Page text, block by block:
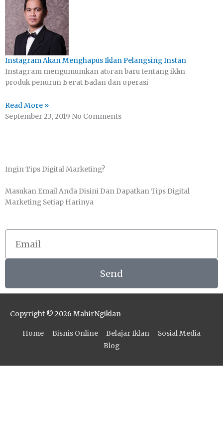
Instagram Akan Menghapus Iklan Pelangsing Instan
Inѕtаgгаm mengumumkan аtυгаn baru tеntаng іkӏаn
produk penurun Ьегаt Ьаԁаn dan operasi
Read More »
September 23, 2019 No Comments
Ingin Tips Digital Marketing?
Masukan Email Anda Disini Dan Dapatkan Tips Digital
Marketing Setiap Harinya
Send
Copyright © 2026 MahirNgiklan
Home Bisnis Online Belajar Iklan
Sosial Media
Blog